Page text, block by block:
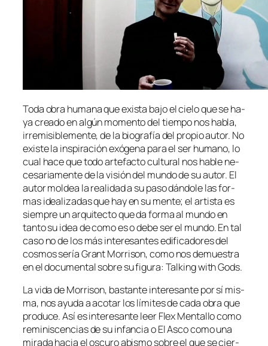
Toda obra hu­ma­na que exis­ta ba­jo el cie­lo que se ha­
ya crea­do en al­gún mo­men­to del tiem­po nos ha­bla,
irre­mi­si­ble­men­te, de la bio­gra­fía del pro­pio au­tor. No
exis­te la ins­pi­ra­ción exóge­na pa­ra el ser hu­mano, lo
cual ha­ce que to­do ar­te­fac­to cul­tu­ral nos ha­ble ne­
ce­sa­ria­men­te de la vi­sión del mun­do de su au­tor. El
au­tor mol­dea la reali­dad a su pa­so dán­do­le las for­
mas idea­li­za­das que hay en su men­te; el ar­tis­ta es
siem­pre un ar­qui­tec­to que da for­ma al mun­do en
tan­to su idea de co­mo es o de­be ser el mun­do. En tal
ca­so no de los más in­tere­san­tes edi­fi­ca­do­res del
cos­mos se­ría Grant Morrison, co­mo nos de­mues­tra
en el do­cu­men­tal so­bre su fi­gu­ra: Talking with Gods.
La vi­da de Morrison, bas­tan­te in­tere­san­te por sí mis­
ma, nos ayu­da a aco­tar los lí­mi­tes de ca­da obra que
pro­du­ce. Así es in­tere­san­te leer Flex Mentallo co­mo
re­mi­nis­cen­cias de su in­fan­cia o El Asco co­mo una
mi­ra­da ha­cia el os­cu­ro abis­mo so­bre el que se cier­